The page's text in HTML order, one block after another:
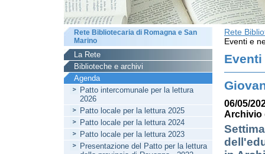
Rete
Eventi e
Eventi
06/05/
Archivio
Rete Bibliotecaria di Romagna e San
Marino
La Rete
Biblioteche e archivi
Agenda
Patto intercomunale per la lettura
2026
Patto locale per la lettura 2025
Patto locale per la lettura 2024
Patto locale per la lettura 2023
Presentazione del Patto per la lettura